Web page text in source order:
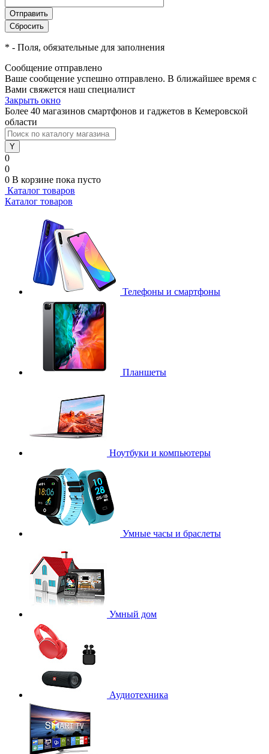
* - Поля, обязательные для заполнения
Сообщение отправлено
Ваше сообщение успешно отправлено. В ближайшее время с
Вами свяжется наш специалист
Закрыть окно
Более 40 магазинов смартфонов и гаджетов в Кемеровской
области
0
0
0 В корзине пока пусто
Каталог товаров
Каталог товаров
Телефоны и смартфоны
Планшеты
Ноутбуки и компьютеры
Умные часы и браслеты
Умный дом
Аудиотехника